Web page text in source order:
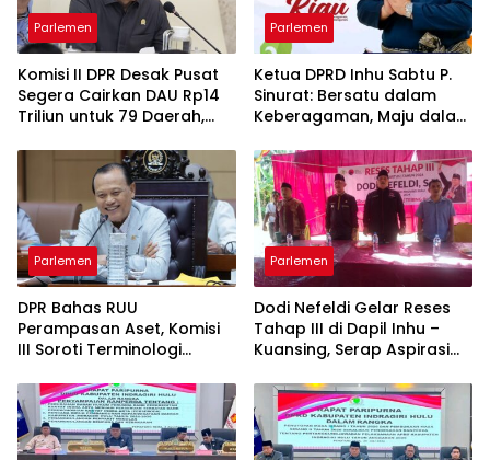
Parlemen
Komisi II DPR Desak Pusat
Segera Cairkan DAU Rp14
Triliun untuk 79 Daerah,
Parlemen
Ketua DPRD Inhu Sabtu P.
Sinurat: Bersatu dalam
Keberagaman, Maju dalam
69 Provinsi Riau
Parlemen
DPR Bahas RUU
Perampasan Aset, Komisi
III Soroti Terminologi
“Pemulihan”
Parlemen
Dodi Nefeldi Gelar Reses
Tahap III di Dapil Inhu –
Kuansing, Serap Aspirasi
Pendidikan